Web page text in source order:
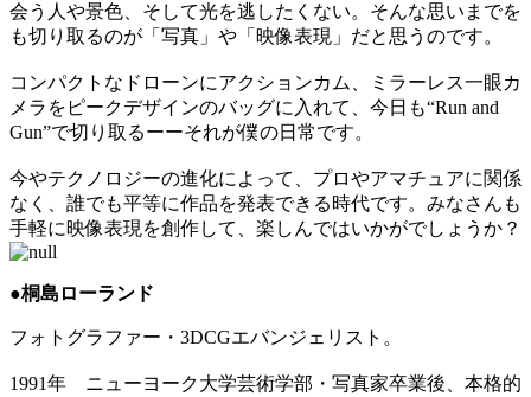
会う人や景色、そして光を逃したくない。そんな思いまでを
も切り取るのが「写真」や「映像表現」だと思うのです。
コンパクトなドローンにアクションカム、ミラーレス一眼カ
メラをピークデザインのバッグに入れて、今日も“Run and
Gun”で切り取るーーそれが僕の日常です。
今やテクノロジーの進化によって、プロやアマチュアに関係
なく、誰でも平等に作品を発表できる時代です。みなさんも
手軽に映像表現を創作して、楽しんではいかがでしょうか？
●桐島ローランド
フォトグラファー・3DCGエバンジェリスト。
1991年 ニューヨーク大学芸術学部・写真家卒業後、本格的